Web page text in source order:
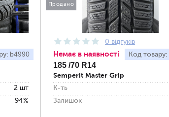
b4990
2 шт
94%
Продано
0 відгуків
Код товару:
Немає в наявності
185 /70 R14
Semperit Master Grip
К-ть
Залишок